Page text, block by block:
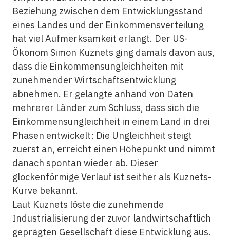
Beziehung zwischen dem Entwicklungsstand
eines Landes und der Einkommensverteilung
hat viel Aufmerksamkeit erlangt. Der US-
Ökonom Simon Kuznets ging damals davon aus,
dass die Einkommensungleichheiten mit
zunehmender Wirtschaftsentwicklung
abnehmen. Er gelangte anhand von Daten
mehrerer Länder zum Schluss, dass sich die
Einkommensungleichheit in einem Land in drei
Phasen entwickelt: Die Ungleichheit steigt
zuerst an, erreicht einen Höhepunkt und nimmt
danach spontan wieder ab. Dieser
glockenförmige Verlauf ist seither als Kuznets-
Kurve bekannt.
Laut Kuznets löste die zunehmende
Industrialisierung der zuvor landwirtschaftlich
geprägten Gesellschaft diese Entwicklung aus.